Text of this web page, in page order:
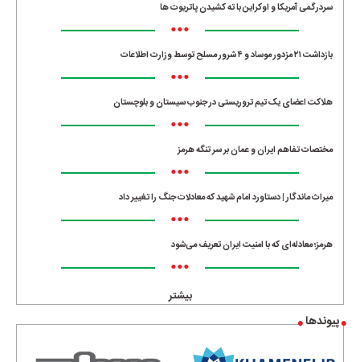
سردرگمی آمریکا و اوکراین با ته کشیدن پاتریوت ها
•••
بازداشت ۲۱ مزدور موساد و ۴ شرور مسلح توسط وزارت اطلاعات
•••
هلاکت اعضای یک تیم تروریستی در جنوب سیستان و بلوچستان
•••
مختصات تفاهم ایران و عمان بر سر تنگه هرمز
•••
میراث ماندگار | دستاورد امام شهید که معادلات جنگ را تغییر داد
•••
هرمز؛ معادله‌ای که با امنیت ایران تعریف می‌شود
•••
بیشتر
پیوندها